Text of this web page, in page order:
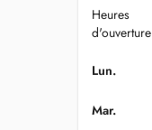
Heures
d'ouverture
Lun.
Mar.